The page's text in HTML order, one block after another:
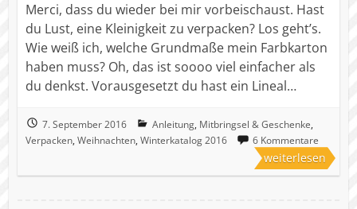
Merci, dass du wieder bei mir vorbeischaust. Hast
du Lust, eine Kleinigkeit zu verpacken? Los geht’s.
Wie weiß ich, welche Grundmaße mein Farbkarton
haben muss? Oh, das ist soooo viel einfacher als
du denkst. Vorausgesetzt du hast ein Lineal…
7. September 2016 Anleitung, Mitbringsel & Geschenke,
Verpacken, Weihnachten, Winterkatalog 2016 6 Kommentare
weiterlesen